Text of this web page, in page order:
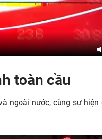
toàn cầu
ngoài nước, cùng sự hiện